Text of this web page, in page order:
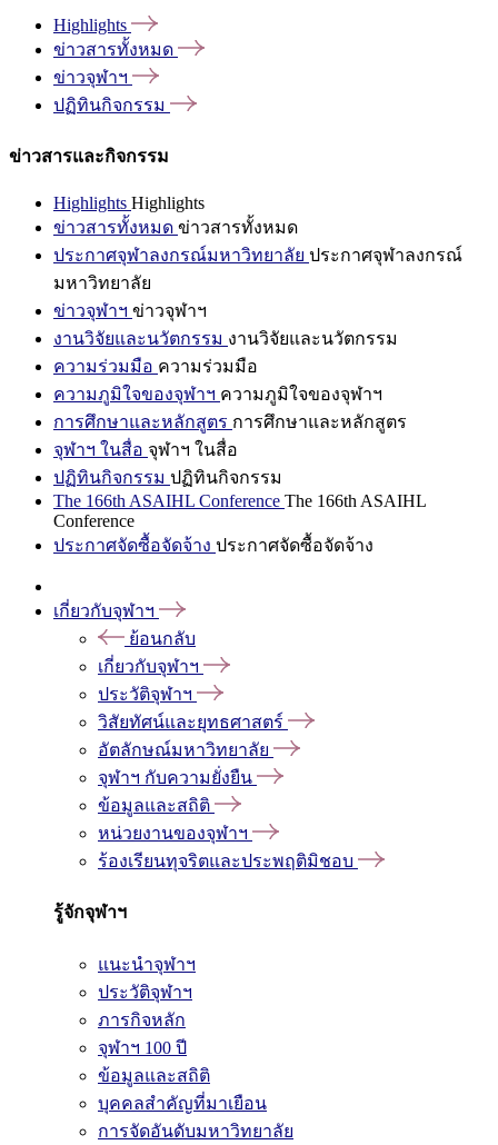
Highlights
ข่าวสารทั้งหมด
ข่าวจุฬาฯ
ปฏิทินกิจกรรม
ข่าวสารและกิจกรรม
Highlights Highlights
ข่าวสารทั้งหมด ข่าวสารทั้งหมด
ประกาศจุฬาลงกรณ์มหาวิทยาลัย ประกาศจุฬาลงกรณ์
มหาวิทยาลัย
ข่าวจุฬาฯ ข่าวจุฬาฯ
งานวิจัยและนวัตกรรม งานวิจัยและนวัตกรรม
ความร่วมมือ ความร่วมมือ
ความภูมิใจของจุฬาฯ ความภูมิใจของจุฬาฯ
การศึกษาและหลักสูตร การศึกษาและหลักสูตร
จุฬาฯ ในสื่อ จุฬาฯ ในสื่อ
ปฏิทินกิจกรรม ปฏิทินกิจกรรม
The 166th ASAIHL Conference The 166th ASAIHL
Conference
ประกาศจัดซื้อจัดจ้าง ประกาศจัดซื้อจัดจ้าง
เกี่ยวกับจุฬาฯ
ย้อนกลับ
เกี่ยวกับจุฬาฯ
ประวัติจุฬาฯ
วิสัยทัศน์และยุทธศาสตร์
อัตลักษณ์มหาวิทยาลัย
จุฬาฯ กับความยั่งยืน
ข้อมูลและสถิติ
หน่วยงานของจุฬาฯ
ร้องเรียนทุจริตและประพฤติมิชอบ
รู้จักจุฬาฯ
แนะนำจุฬาฯ
ประวัติจุฬาฯ
ภารกิจหลัก
จุฬาฯ 100 ปี
ข้อมูลและสถิติ
บุคคลสำคัญที่มาเยือน
การจัดอันดับมหาวิทยาลัย